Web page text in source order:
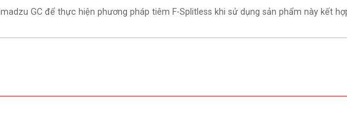
GC để thực hiện phương pháp tiêm F-Splitless khi sử dụng sản phẩm này kết